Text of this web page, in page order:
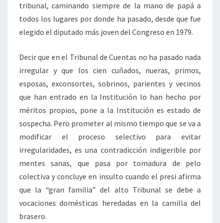
tribunal, caminando siempre de la mano de papá a
todos los lugares por donde ha pasado, desde que fue
elegido el diputado más joven del Congreso en 1979.
Decir que en el Tribunal de Cuentas no ha pasado nada
irregular y que los cien cuñados, nueras, primos,
esposas, exconsortes, sobrinos, parientes y vecinos
que han entrado en la Institución lo han hecho por
méritos propios, pone a la Institución es estado de
sospecha. Pero prometer al mismo tiempo que se va a
modificar el proceso selectivo para evitar
irregularidades, es una contradicción indigerible por
mentes sanas, que pasa por tomadura de pelo
colectiva y concluye en insulto cuando el presi afirma
que la “gran familia” del alto Tribunal se debe a
vocaciones domésticas heredadas en la camilla del
brasero.